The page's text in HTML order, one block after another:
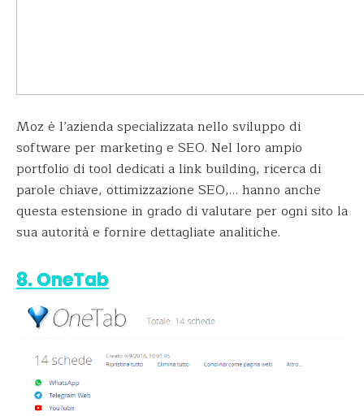
Moz è l’azienda specializzata nello sviluppo di
software per marketing e SEO. Nel loro ampio
portfolio di tool dedicati a link building, ricerca di
parole chiave, ottimizzazione SEO,… hanno anche
questa estensione in grado di valutare per ogni sito la
sua autorità e fornire dettagliate analitiche.
8. OneTab